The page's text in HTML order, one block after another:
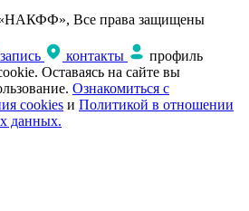
Все права защищены
запись контакты
профиль
Оставаясь на сайте вы
Ознакомиться с
cookies и Политикой в отношении
данных.